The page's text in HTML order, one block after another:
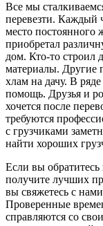
Все мы
перевезти. Каждый
место постоянного
приобретал
дом. Кто-то строил
материалы. Другие
хлам на дачу. В
помощь. Друзья и
хочется после
требуются
с грузчиками
найти хороших
Если вы
получите лучших
вы свяжетесь с
Проверенные
справляются со